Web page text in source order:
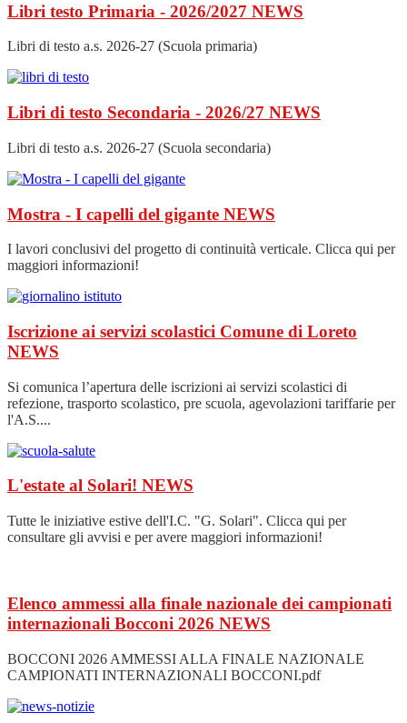
Libri testo Primaria - 2026/2027 NEWS
Libri di testo a.s. 2026-27 (Scuola primaria)
Libri di testo Secondaria - 2026/27 NEWS
Libri di testo a.s. 2026-27 (Scuola secondaria)
Mostra - I capelli del gigante NEWS
I lavori conclusivi del progetto di continuità verticale. Clicca qui per
maggiori informazioni!
Iscrizione ai servizi scolastici Comune di Loreto
NEWS
Si comunica l’apertura delle iscrizioni ai servizi scolastici di
refezione, trasporto scolastico, pre scuola, agevolazioni tariffarie per
l'A.S....
L'estate al Solari! NEWS
Tutte le iniziative estive dell'I.C. "G. Solari". Clicca qui per
consultare gli avvisi e per avere maggiori informazioni!
Elenco ammessi alla finale nazionale dei campionati
internazionali Bocconi 2026 NEWS
BOCCONI 2026 AMMESSI ALLA FINALE NAZIONALE
CAMPIONATI INTERNAZIONALI BOCCONI.pdf